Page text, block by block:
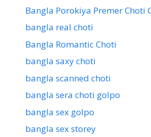
Bangla Porokiya Premer Choti
bangla real choti
Bangla Romantic Choti
bangla saxy choti
bangla scanned choti
bangla sera choti golpo
bangla sex golpo
bangla sex storey